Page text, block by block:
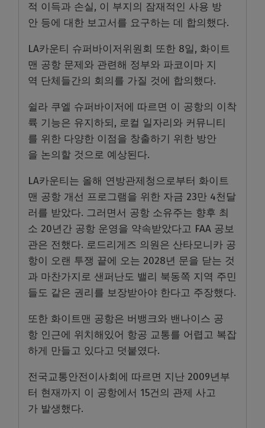
적 이득과 손실, 이 부지의 잠재적인 사용 방
안 등에 대한 보고서를 요구하는 데 합의했다.
LA카운티 슈퍼바이저위원회 또한 8일, 화이트
맨 공항 문제와 관련해 정부와 파코이마 지
역 단체들간의 회의를 가질 것에 합의했다.
쉴라 쿠엘 슈퍼바이저에 따르면 이 공항의 이착
륙 기능은 유지하되, 로컬 일자리와 커뮤니티
를 위한 다양한 이점을 창출하기 위한 방안
을 논의할 것으로 예상된다.
LA카운티는 올해 연방관제청으로부터 화이트
맨 공항 개선 프로그램을 위한 자금 23만 4천달
러를 받았다. 그러면서 공항 소유주는 향후 최
소 20년간 공항 운영을 약속받았다고 FAA 공보
관은 전했다. 로드리게즈 의원은 산타모니카 공
항이 오랜 투쟁 끝에 오는 2028년 문을 닫는 것
과 마찬가지로 샌퍼난도 밸리 북동쪽 지역 주민
들도 같은 권리를 보장받아야 한다고 주장했다.
또한 화이트맨 공항은 버뱅크와 밴나이스 공
항 인근에 위치해있어 항공 교통를 어렵고 복잡
하게 만들고 있다고 덧붙였다.
전국교통안전이사회에 따르면 지난 2009년부
터 현재까지 이 공항에서 15건의 관제 사고
가 발생했다.